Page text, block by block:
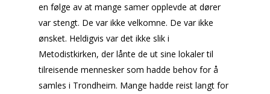
en følge av at mange samer opplevde at dører
var stengt. De var ikke velkomne. De var ikke
ønsket. Heldigvis var det ikke slik i
Metodistkirken, der lånte de ut sine lokaler til
tilreisende mennesker som hadde behov for å
samles i Trondheim. Mange hadde reist langt for